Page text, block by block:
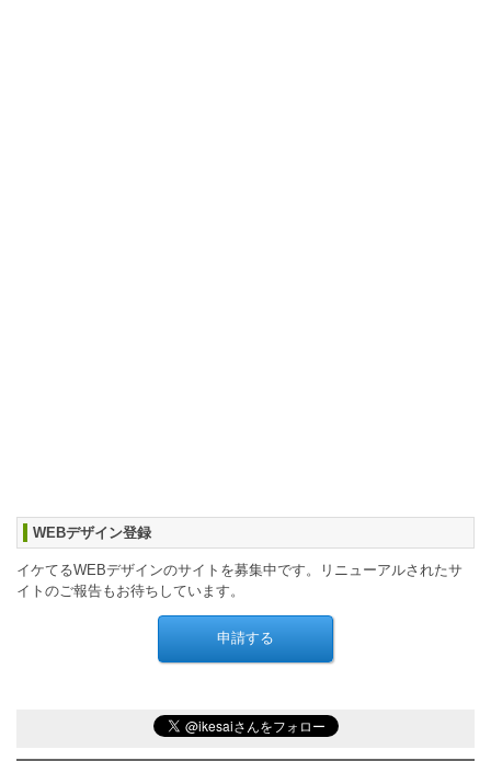
WEBデザイン登録
イケてるWEBデザインのサイトを募集中です。リニューアルされたサ
イトのご報告もお待ちしています。